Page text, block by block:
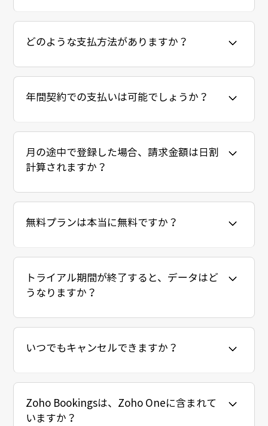
どのような支払方法がありますか？
年間契約での支払いは可能でしょうか？
月の途中で登録した場合、請求金額は日割
計算されますか？
無料プランは本当に無料ですか？
トライアル期間が終了すると、データはど
うなりますか？
いつでもキャンセルできますか？
Zoho Bookingsは、Zoho Oneに含まれて
いますか？